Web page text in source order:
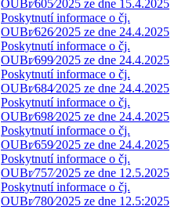
OUBr⁄605⁄2025 ze dne 15.4.2025
Poskytnutí informace o čj.
OUBr⁄626⁄2025 ze dne 24.4.2025
Poskytnutí informace o čj.
OUBr⁄699⁄2025 ze dne 24.4.2025
Poskytnutí informace o čj.
OUBr⁄684⁄2025 ze dne 24.4.2025
Poskytnutí informace o čj.
OUBr⁄698⁄2025 ze dne 24.4.2025
Poskytnutí informace o čj.
OUBr⁄659⁄2025 ze dne 24.4.2025
Poskytnutí informace o čj.
OUBr⁄757⁄2025 ze dne 12.5.2025
Poskytnutí informace o čj.
OUBr⁄780⁄2025 ze dne 12.5:2025